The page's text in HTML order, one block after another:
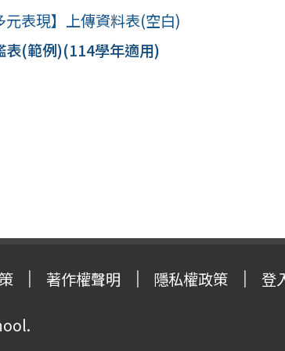
表現】上傳資料表(空白)
表(範例)(114學年適用)
著作權聲明 隱私權政策 登